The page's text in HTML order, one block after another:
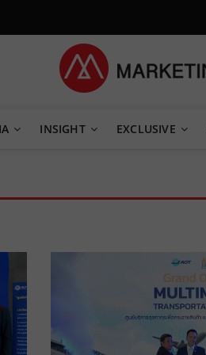
INSIGHT EXCLUSIVE